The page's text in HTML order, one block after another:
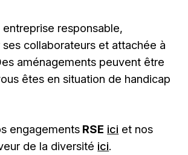
entreprise responsable,
collaborateurs et attachée à
aménagements peuvent être
êtes en situation de handicap
engagements RSE ici et nos
de la diversité ici.